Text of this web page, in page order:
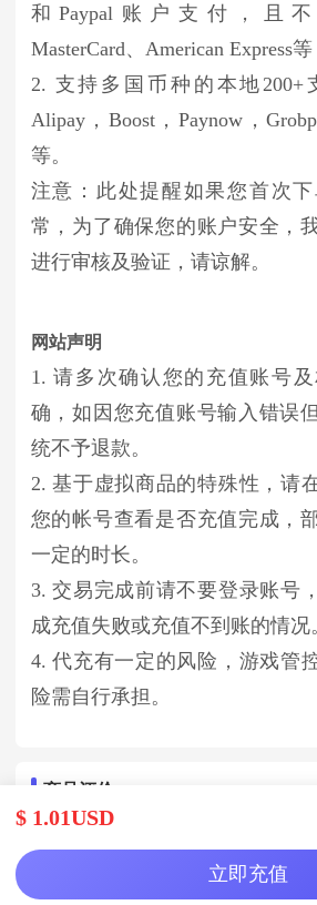
$ 1.01USD
和Paypal账户支付，且不
MasterCard、American Express等
2. 支持多国币种的本地200+
Alipay，Boost，Paynow，
等。
注意：此处提醒如果您首次
常，为了确保您的账户安全，
进行审核及验证，请谅解。
网站声明
1. 请多次确认您的充值账号
确，如因您充值账号输入错误
统不予退款。
2. 基于虚拟商品的特殊性，请
您的帐号查看是否充值完成，
一定的时长。
3. 交易完成前请不要登录账号
成充值失败或充值不到账的情况
4. 代充有一定的风险，游戏管
险需自行承担。
商品评价